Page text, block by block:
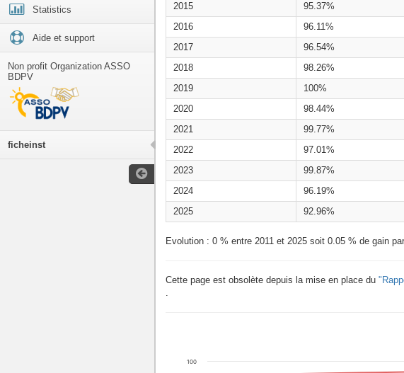
Statistics
Aide et support
Non profit Organization ASSO
BDPV
ficheinst
2015
95.37%
2016
96.11%
2017
96.54%
2018
98.26%
2019
100%
2020
98.44%
2021
99.77%
2022
97.01%
2023
99.87%
2024
96.19%
2025
92.96%
Evolution : 0 % entre 2011 et 2025 soit 0.05 % de gain
Cette page est obsolète depuis la mise en place du
.
100